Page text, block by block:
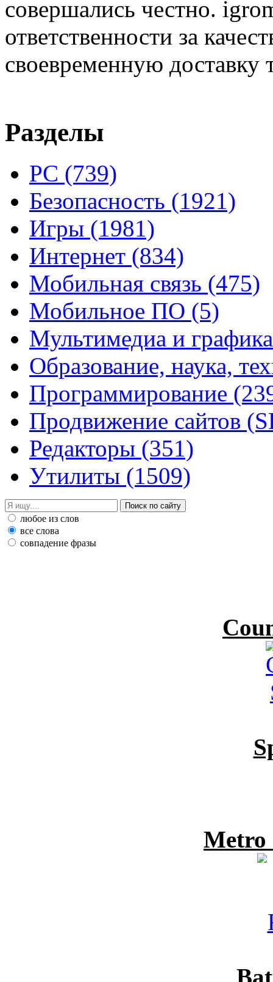
совершались честно.
ответственности за
своевременную доставку
Разделы
PC (739)
Безопасность (1921)
Игры (1981)
Интернет (834)
Мобильная связь (475)
Мобильное ПО (5)
Мультимедиа и
Образование, наука,
Программирование
Продвижение сайтов
Редакторы (351)
Утилиты (1509)
любое из слов
все слова
совпадение фразы
Metro